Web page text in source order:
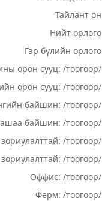
Тайлант он
Нийт орлого
Гэр бүлийн орлого
орон сууц: /тоогоор/
орон сууц: /тоогоор/
байшин: /тоогоор/
байшин: /тоогоор/
/тоогоор/
/тоогоор/
Оффис: /тоогоор/
Ферм: /тоогоор/